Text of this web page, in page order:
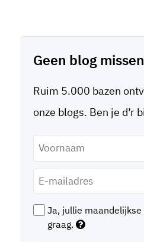
Geen blog
Ruim 5.000 bazen
onze blogs. Ben je d’r
Voornaam *
mailadres *
Ja, jullie
graag.